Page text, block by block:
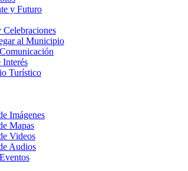
y Futuro
Celebraciones
al Municipio
Interés
Turístico
Imágenes
Mapas
Videos
Audios